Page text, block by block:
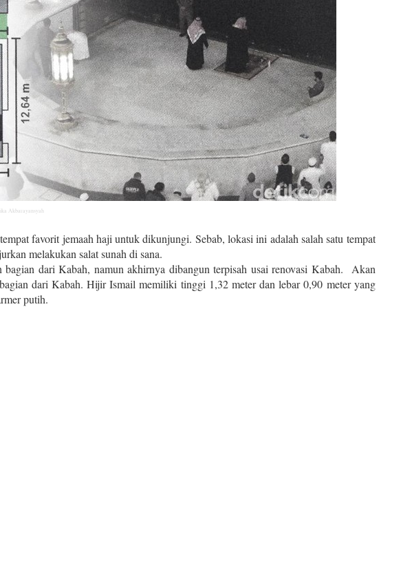
Akbarayansyah
favorit jemaah haji untuk dikunjungi. Sebab, lokasi ini adalah salah satu tempat
melakukan salat sunah di sana.
dari Kabah, namun akhirnya dibangun terpisah usai renovasi Kabah. Akan
dari Kabah. Hijir Ismail memiliki tinggi 1,32 meter dan lebar 0,90 meter yang
putih.